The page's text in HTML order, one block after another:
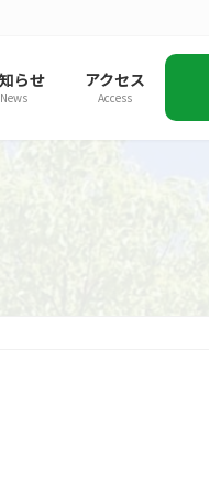
らせ
News
アクセス
Access